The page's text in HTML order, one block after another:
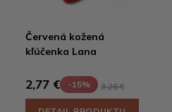
Červená kožená
kľúčenka Lana
2,77 € -15% 3,26 €